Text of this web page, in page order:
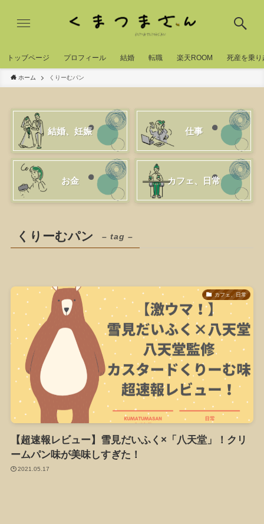
トッブページ プロフィール 結婚 転職 楽天ROOM 死産を乗り
ホーム くりーむパン
結婚、妊娠 仕事
お金 カフェ、日常
くりーむパン – tag –
カフェ、日常
【超速報レビュー】雪見だいふく×「八天堂」！クリ
ームパン味が美味しすぎた！
2021.05.17